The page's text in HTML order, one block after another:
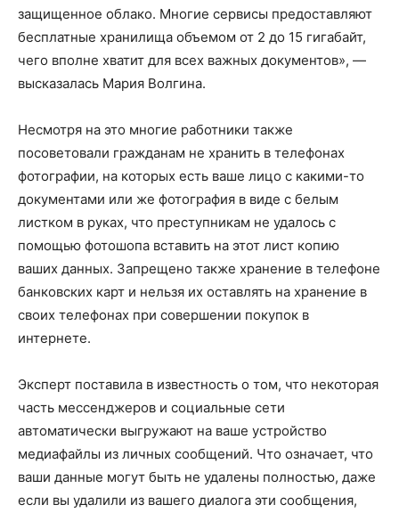
защищенное облако. Многие сервисы предоставляют
бесплатные хранилища объемом от 2 до 15 гигабайт,
чего вполне хватит для всех важных документов», —
высказалась Мария Волгина.
Несмотря на это многие работники также
посоветовали гражданам не хранить в телефонах
фотографии, на которых есть ваше лицо с какими-то
документами или же фотография в виде с белым
листком в руках, что преступникам не удалось с
помощью фотошопа вставить на этот лист копию
ваших данных. Запрещено также хранение в телефоне
банковских карт и нельзя их оставлять на хранение в
своих телефонах при совершении покупок в
интернете.
Эксперт поставила в известность о том, что некоторая
часть мессенджеров и социальные сети
автоматически выгружают на ваше устройство
медиафайлы из личных сообщений. Что означает, что
ваши данные могут быть не удалены полностью, даже
если вы удалили из вашего диалога эти сообщения,